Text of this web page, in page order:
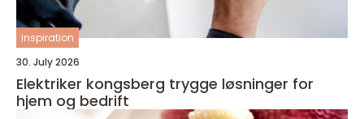
inspiration
30. July 2026
Elektriker kongsberg trygge løsninger for
hjem og bedrift